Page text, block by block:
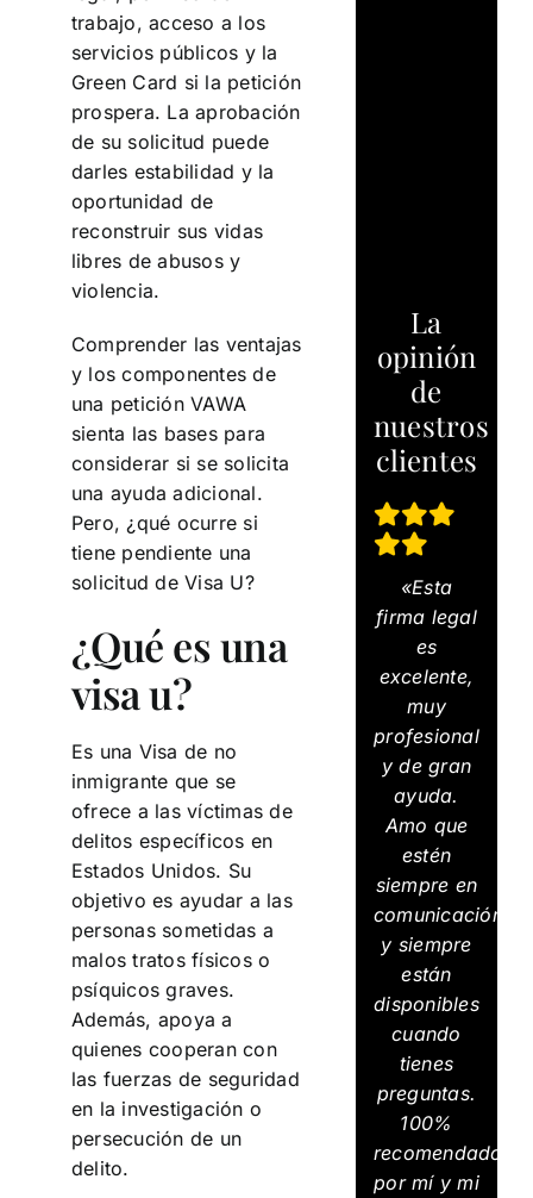
trabajo, acceso a los
servicios públicos y la
Green Card si la petición
prospera. La aprobación
de su solicitud puede
darles estabilidad y la
oportunidad de
reconstruir sus vidas
libres de abusos y
violencia.
Comprender las ventajas
y los componentes de
una petición VAWA
sienta las bases para
considerar si se solicita
una ayuda adicional.
Pero, ¿qué ocurre si
tiene pendiente una
solicitud de Visa U?
¿Qué es una
visa u?
Es una Visa de no
inmigrante que se
ofrece a las víctimas de
delitos específicos en
Estados Unidos. Su
objetivo es ayudar a las
personas sometidas a
malos tratos físicos o
psíquicos graves.
Además, apoya a
quienes cooperan con
las fuerzas de seguridad
en la investigación o
persecución de un
delito.
La
opinión
de
nuestros
clientes
«Esta
firma legal
es
excelente,
muy
profesional
y de gran
ayuda.
Amo que
estén
siempre en
comunicación
y siempre
están
disponibles
cuando
tienes
preguntas.
100%
recomendados
por mí y mi